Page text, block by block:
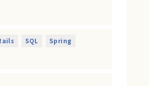
がコンパクトな「今」だけです。
ます。
SQL Spring